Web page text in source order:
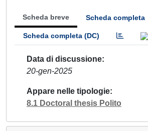
Scheda breve Scheda completa
Scheda completa (DC)
Data di discussione
20-gen-2025
Appare nelle tipologie
8.1 Doctoral thesis Polito